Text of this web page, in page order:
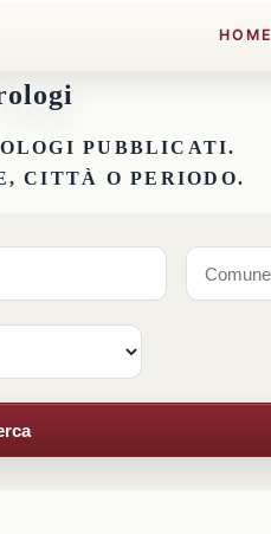
HOME
PUBBLICATI.
CITTÀ O PERIODO.